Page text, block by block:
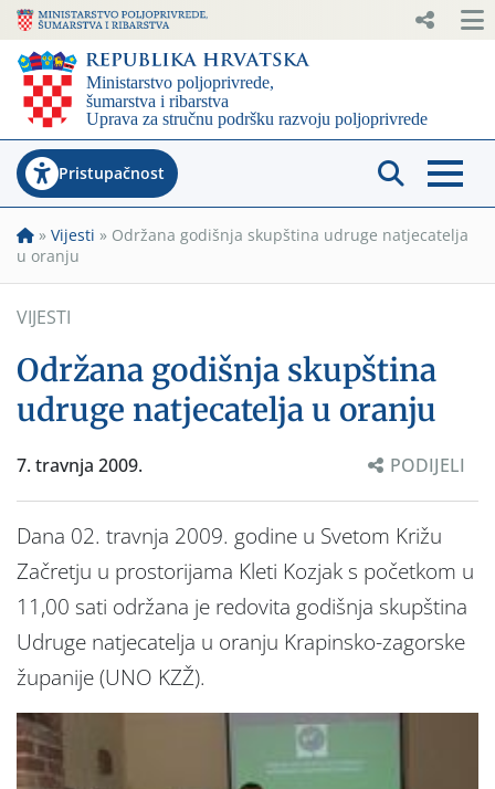
Pristupačnost
» Vijesti » Održana godišnja skupština udruge natjecatelja
u oranju
VIJESTI
Održana godišnja skupština
udruge natjecatelja u oranju
7. travnja 2009. PODIJELI
Dana 02. travnja 2009. godine u Svetom Križu
Začretju u prostorijama Kleti Kozjak s početkom u
11,00 sati održana je redovita godišnja skupština
Udruge natjecatelja u oranju Krapinsko-zagorske
županije (UNO KZŽ).